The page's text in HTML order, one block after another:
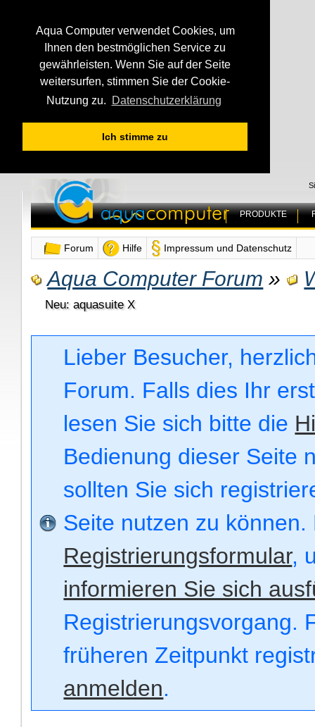
Aqua Computer verwendet Cookies, um
Ihnen den bestmöglichen Service zu
gewährleisten. Wenn Sie auf der Seite
weitersurfen, stimmen Sie der Cookie-
Nutzung zu.
Datenschutzerklärung
Ich stimme zu
PRODUKTE
Forum Hilfe Impressum und Datenschutz
Aqua Computer Forum »
Neu: aquasuite X
Lieber Besucher,
Forum. Falls dies Ihr
lesen Sie sich bitte die
Bedienung dieser Seite
sollten Sie sich
Seite nutzen zu
Registrierungsformular,
informieren Sie sich
Registrierungsvorgang.
früheren Zeitpunkt
anmelden.